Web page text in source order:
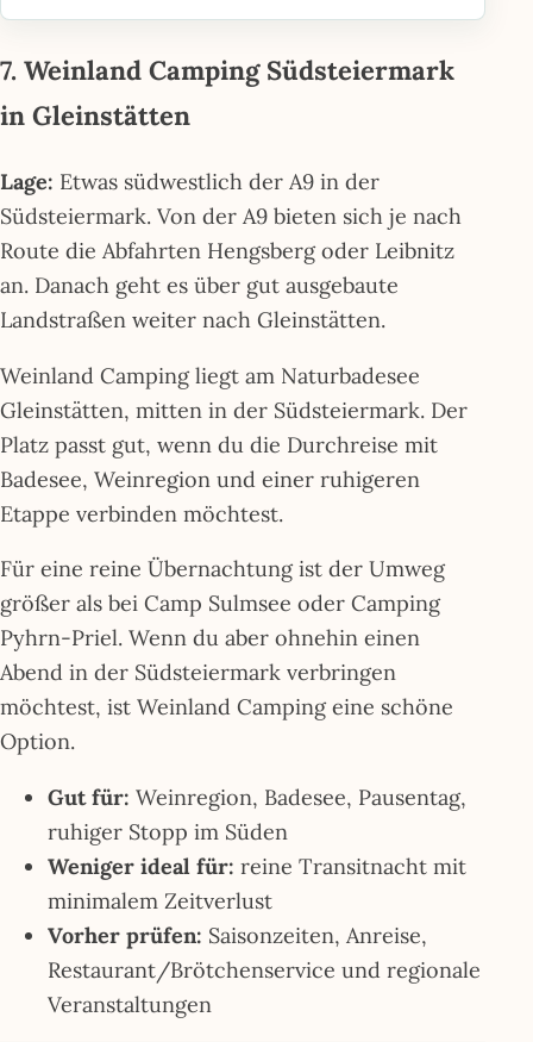
7. Weinland Camping Südsteiermark
in Gleinstätten
Lage: Etwas südwestlich der A9 in der
Südsteiermark. Von der A9 bieten sich je nach
Route die Abfahrten Hengsberg oder Leibnitz
an. Danach geht es über gut ausgebaute
Landstraßen weiter nach Gleinstätten.
Weinland Camping liegt am Naturbadesee
Gleinstätten, mitten in der Südsteiermark. Der
Platz passt gut, wenn du die Durchreise mit
Badesee, Weinregion und einer ruhigeren
Etappe verbinden möchtest.
Für eine reine Übernachtung ist der Umweg
größer als bei Camp Sulmsee oder Camping
Pyhrn-Priel. Wenn du aber ohnehin einen
Abend in der Südsteiermark verbringen
möchtest, ist Weinland Camping eine schöne
Option.
Gut für: Weinregion, Badesee, Pausentag,
ruhiger Stopp im Süden
Weniger ideal für: reine Transitnacht mit
minimalem Zeitverlust
Vorher prüfen: Saisonzeiten, Anreise,
Restaurant/Brötchenservice und regionale
Veranstaltungen